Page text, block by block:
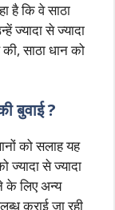
है कि वे साठा
ज्यादा से ज्यादा
साठा धान को
बुवाई ?
को सलाह यह
से ज्यादा
के लिए अन्य
कराई जा रही